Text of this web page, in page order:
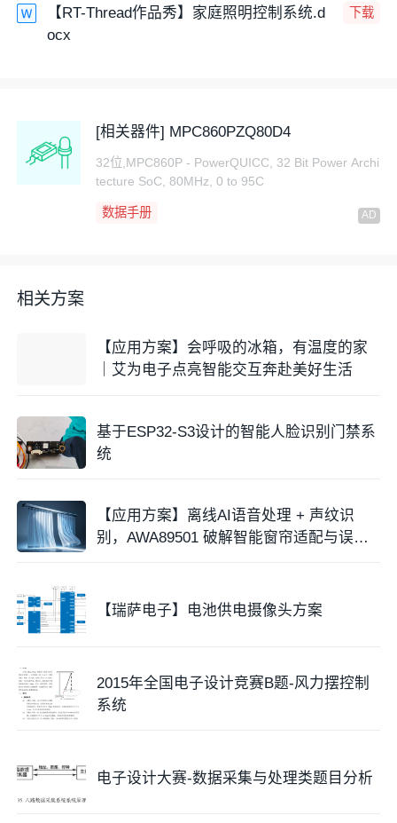
【RT-Thread作品秀】家庭照明控制系统.d
ocx
下载
[相关器件] MPC860PZQ80D4
32位,MPC860P - PowerQUICC, 32 Bit Power Archi
tecture SoC, 80MHz, 0 to 95C
数据手册
相关方案
【应用方案】会呼吸的冰箱，有温度的家
｜艾为电子点亮智能交互奔赴美好生活
基于ESP32-S3设计的智能人脸识别门禁系
统
【应用方案】离线AI语音处理 + 声纹识
别，AWA89501 破解智能窗帘适配与误控
【瑞萨电子】电池供电摄像头方案
2015年全国电子设计竞赛B题-风力摆控制
系统
电子设计大赛-数据采集与处理类题目分析